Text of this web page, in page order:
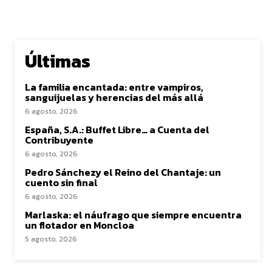
Últimas
La familia encantada: entre vampiros,
sanguijuelas y herencias del más allá
6 agosto, 2026
España, S.A.: Buffet Libre… a Cuenta del
Contribuyente
6 agosto, 2026
Pedro Sánchezy el Reino del Chantaje: un
cuento sin final
6 agosto, 2026
Marlaska: el náufrago que siempre encuentra
un flotador en Moncloa
5 agosto, 2026